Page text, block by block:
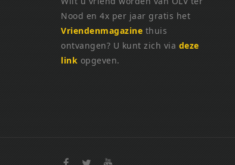
Nood en 4x per jaar gratis het
Vriendenmagazine thuis
ontvangen? U kunt zich via deze
link opgeven.